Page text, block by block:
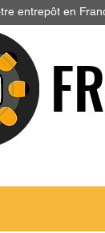
entrepôt en